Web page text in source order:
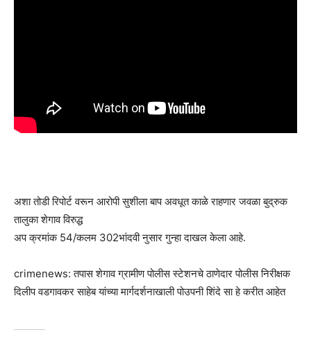
अशा तोडी रिपोर्ट वरून आरोपी सुशीला बाप अवधूत काळे राहणार जवळा बुद्रुक
तालुका शेगाव विरुद्ध
अप क्रमांक 54/कलम 302भांदवी नुसार गुन्हा दाखल केला आहे.
crimenews: तपास शेगाव ग्रामीण पोलीस स्टेशनचे ठाणेदार पोलीस निरीक्षक
दिलीप वडगावकर साहेब यांच्या मार्गदर्शनाखाली पोउपनी शिंदे सा हे करीत आहेत